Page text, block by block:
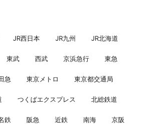
JR西日本 JR九州 JR北海道
東武 西武 京浜急行 東急
急 東京メトロ 東京都交通局
つくばエクスプレス 北総鉄道
鉄 阪急 近鉄 南海 京阪